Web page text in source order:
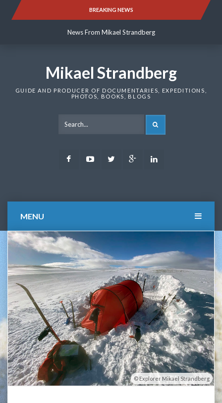
BREAKING NEWS
News From Mikael Strandberg
News From Mikael Strandberg
Mikael Strandberg
GUIDE AND PRODUCER OF DOCUMENTARIES, EXPEDITIONS,
PHOTOS, BOOKS, BLOGS
FacebookYoutubeTwitter Google
MENU
Explorer Mikael Strandberg